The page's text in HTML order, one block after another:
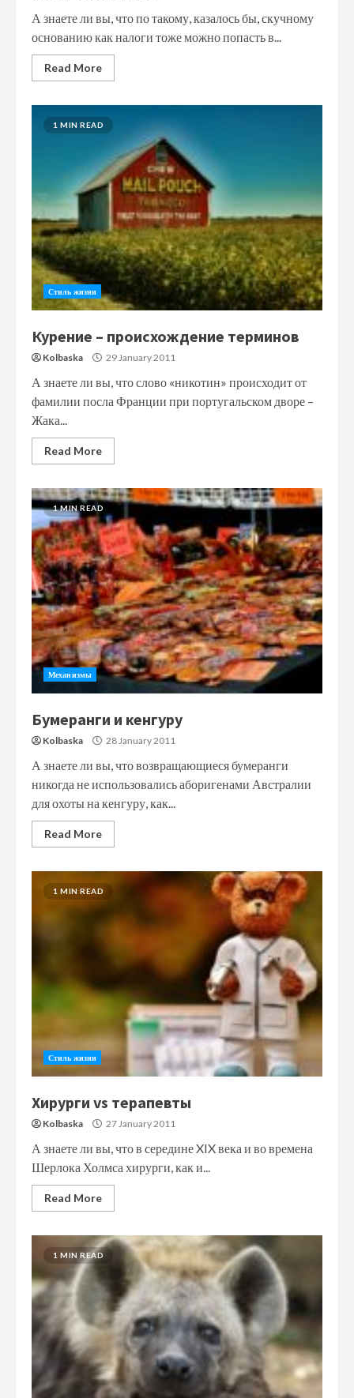
А знаете ли вы, что по такому, казалось бы, скучному
основанию как налоги тоже можно попасть в...
Read More
1 MIN READ
Стиль жизни
Курение – происхождение терминов
Kolbaska 29 January 2011
А знаете ли вы, что слово «никотин» происходит от
фамилии посла Франции при португальском дворе –
Жака...
Read More
1 MIN READ
Механизмы
Бумеранги и кенгуру
Kolbaska 28 January 2011
А знаете ли вы, что возвращающиеся бумеранги
никогда не использовались аборигенами Австралии
для охоты на кенгуру, как...
Read More
1 MIN READ
Стиль жизни
Хирурги vs терапевты
Kolbaska 27 January 2011
А знаете ли вы, что в середине XIX века и во времена
Шерлока Холмса хирурги, как и...
Read More
1 MIN READ